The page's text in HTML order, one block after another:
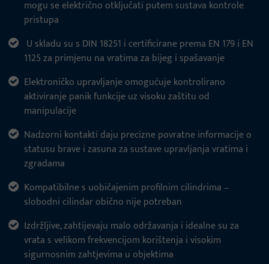
mogu se električno otključati putem sustava kontrole
pristupa
U skladu su s DIN 18251 i certificirane prema EN 179 i EN
1125 za primjenu na vratima za bijeg i spašavanje
Elektroničko upravljanje omogućuje kontrolirano
aktiviranje panik funkcije uz visoku zaštitu od
manipulacije
Nadzorni kontakti daju precizne povratne informacije o
statusu brave i zasuna za sustave upravljanja vratima i
zgradama
Kompatibilne s uobičajenim profilnim cilindrima –
slobodni cilindar obično nije potreban
Izdržljive, zahtijevaju malo održavanja i idealne su za
vrata s velikom frekvencijom korištenja i visokim
sigurnosnim zahtjevima u objektima